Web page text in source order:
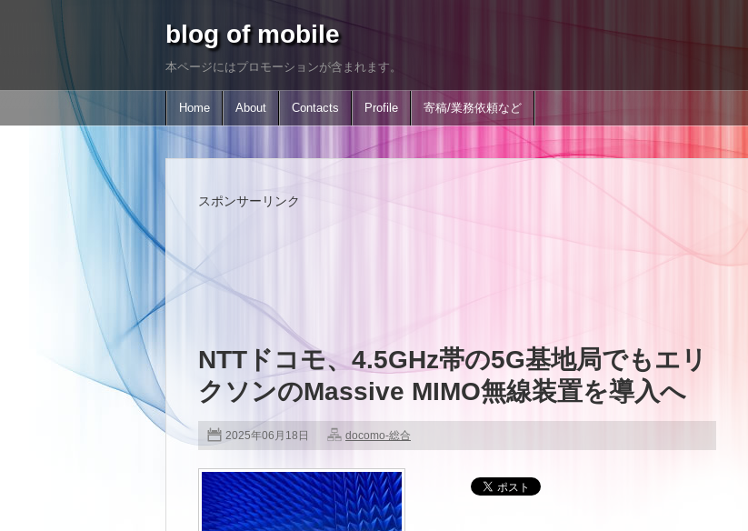
blog of mobile
本ページにはプロモーションが含まれます。
Home About Contacts Profile 寄稿/業務依頼など
スポンサーリンク
NTTドコモ、4.5GHz帯の5G基地局でもエリ
クソンのMassive MIMO無線装置を導入へ
2025年06月18日 docomo-総合